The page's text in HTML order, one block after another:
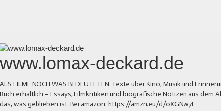
www.lomax-deckard.de
ALS FILME NOCH WAS BEDEUTETEN. Texte über Kino, Musik und
Buch erhältlich – Essays, Filmkritiken und biografische Notizen aus dem
das, was geblieben ist. Bei amazon: https://amzn.eu/d/0XGNw7F